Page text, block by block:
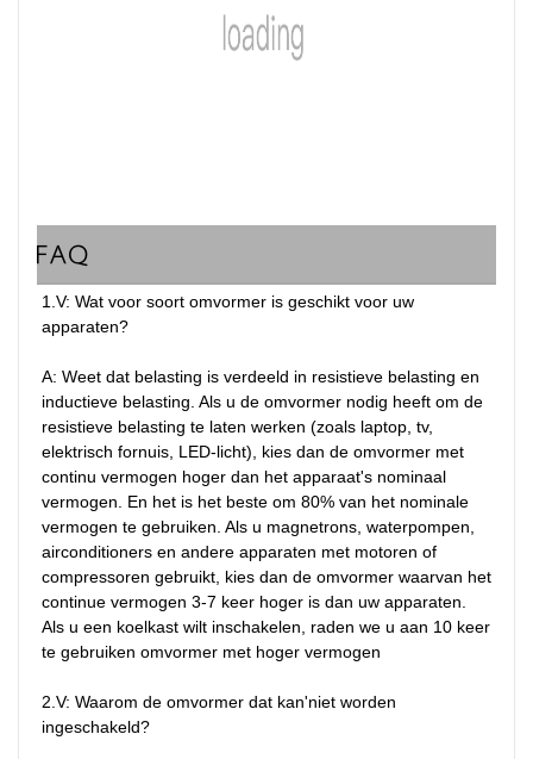
FAQ
1.V: Wat voor soort omvormer is geschikt voor uw
apparaten?
A: Weet dat belasting is verdeeld in resistieve belasting en
inductieve belasting. Als u de omvormer nodig heeft om de
resistieve belasting te laten werken (zoals laptop, tv,
elektrisch fornuis, LED-licht), kies dan de omvormer met
continu vermogen hoger dan het apparaat's nominaal
vermogen. En het is het beste om 80% van het nominale
vermogen te gebruiken. Als u magnetrons, waterpompen,
airconditioners en andere apparaten met motoren of
compressoren gebruikt, kies dan de omvormer waarvan het
continue vermogen 3-7 keer hoger is dan uw apparaten.
Als u een koelkast wilt inschakelen, raden we u aan 10 keer
te gebruiken omvormer met hoger vermogen
2.V: Waarom de omvormer dat kan'niet worden
ingeschakeld?